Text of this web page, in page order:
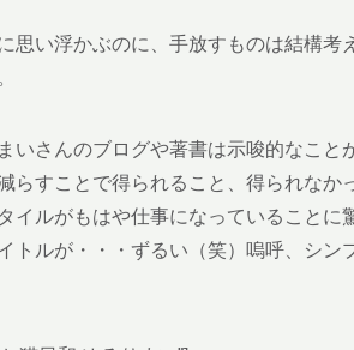
思い浮かぶのに、手放すものは結構考
さんのブログや著書は示唆的なこと
らすことで得られること、得られなか
イルがもはや仕事になっていることに
トルが・・・ずるい（笑）嗚呼、シン